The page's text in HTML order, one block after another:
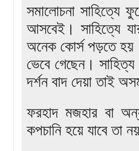
সমালোচনা সাহিত্যে
আসবেই। সাহিত্যে
অনেক কোর্স পড়তে হয়।
ভেবে গেছেন।
দর্শন বাদ দেয়া তাই
ফরহাদ মজহার বা
কপচানি হয়ে যাবে তা